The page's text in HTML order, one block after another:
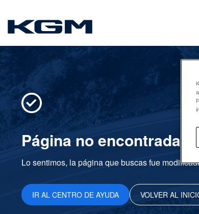
SsangYong
Página no encontrada
Lo sentimos, la página que buscas fue
IR AL CENTRO DE AYUDA VOLVER AL